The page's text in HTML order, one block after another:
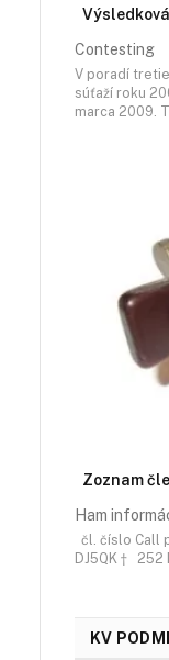
Contesting
V poradí
súťaží roku
marca 2009.
Zoznam
Ham
čl. číslo Call
DJ5QK †
KV